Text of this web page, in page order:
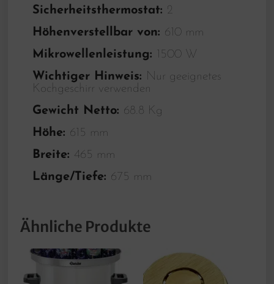
Sicherheitsthermostat: 2
Höhenverstellbar von: 610 mm
Mikrowellenleistung: 1500 W
Wichtiger Hinweis: Nur geeignetes
Kochgeschirr verwenden
Gewicht Netto: 68.8 Kg
Höhe: 615 mm
Breite: 465 mm
Länge/Tiefe: 675 mm
Ähnliche Produkte